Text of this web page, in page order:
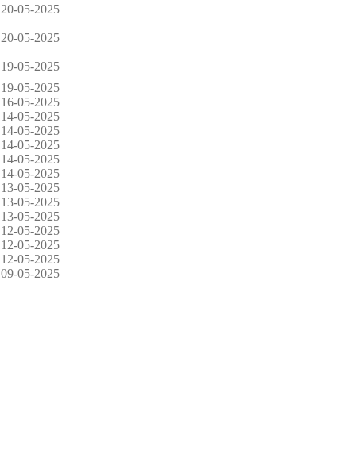
20-05-2025
20-05-2025
19-05-2025
19-05-2025
16-05-2025
14-05-2025
14-05-2025
14-05-2025
14-05-2025
14-05-2025
13-05-2025
13-05-2025
13-05-2025
12-05-2025
12-05-2025
12-05-2025
09-05-2025